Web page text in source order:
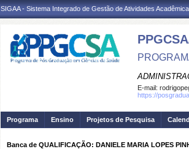
SIGAA - Sistema Integrado de Gestão de Atividades
E-mail:
https://
Programa Ensino Projetos de Pesquisa
Banca de QUALIFICAÇÃO: DANIELE MARIA LOPES